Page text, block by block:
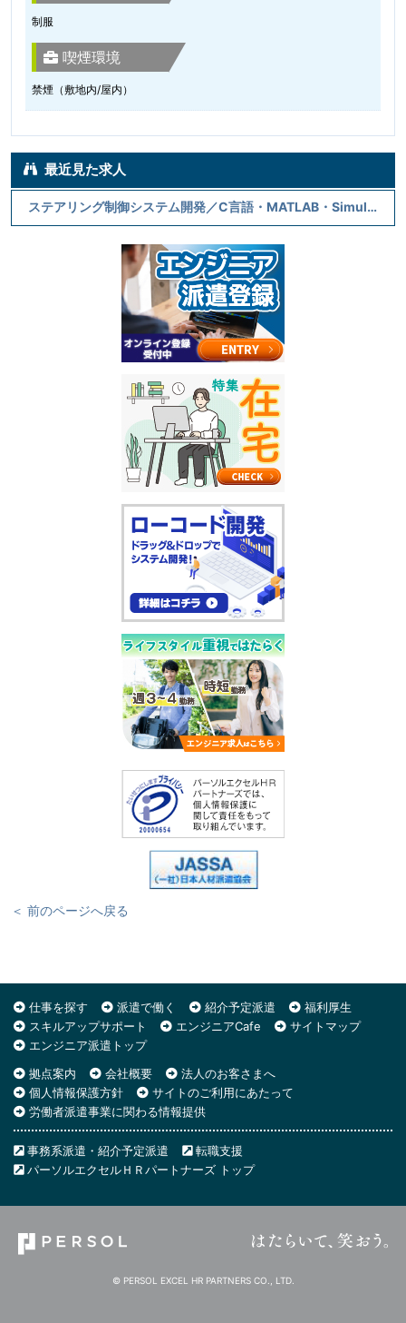
制服
喫煙環境
禁煙（敷地内/屋内）
最近見た求人
ステアリング制御システム開発／C言語・MATLAB・Simulink
＜ 前のページへ戻る
仕事を探す 派遣で働く 紹介予定派遣
福利厚生
スキルアップサポート
エンジニアCafe
サイトマップ
エンジニア派遣トップ
拠点案内
会社概要
法人のお客さまへ
個人情報保護方針
サイトのご利用にあたって
労働者派遣事業に関わる情報提供
事務系派遣・紹介予定派遣
転職支援
パーソルエクセルＨＲパートナーズ トップ
© PERSOL EXCEL HR PARTNERS CO., LTD.